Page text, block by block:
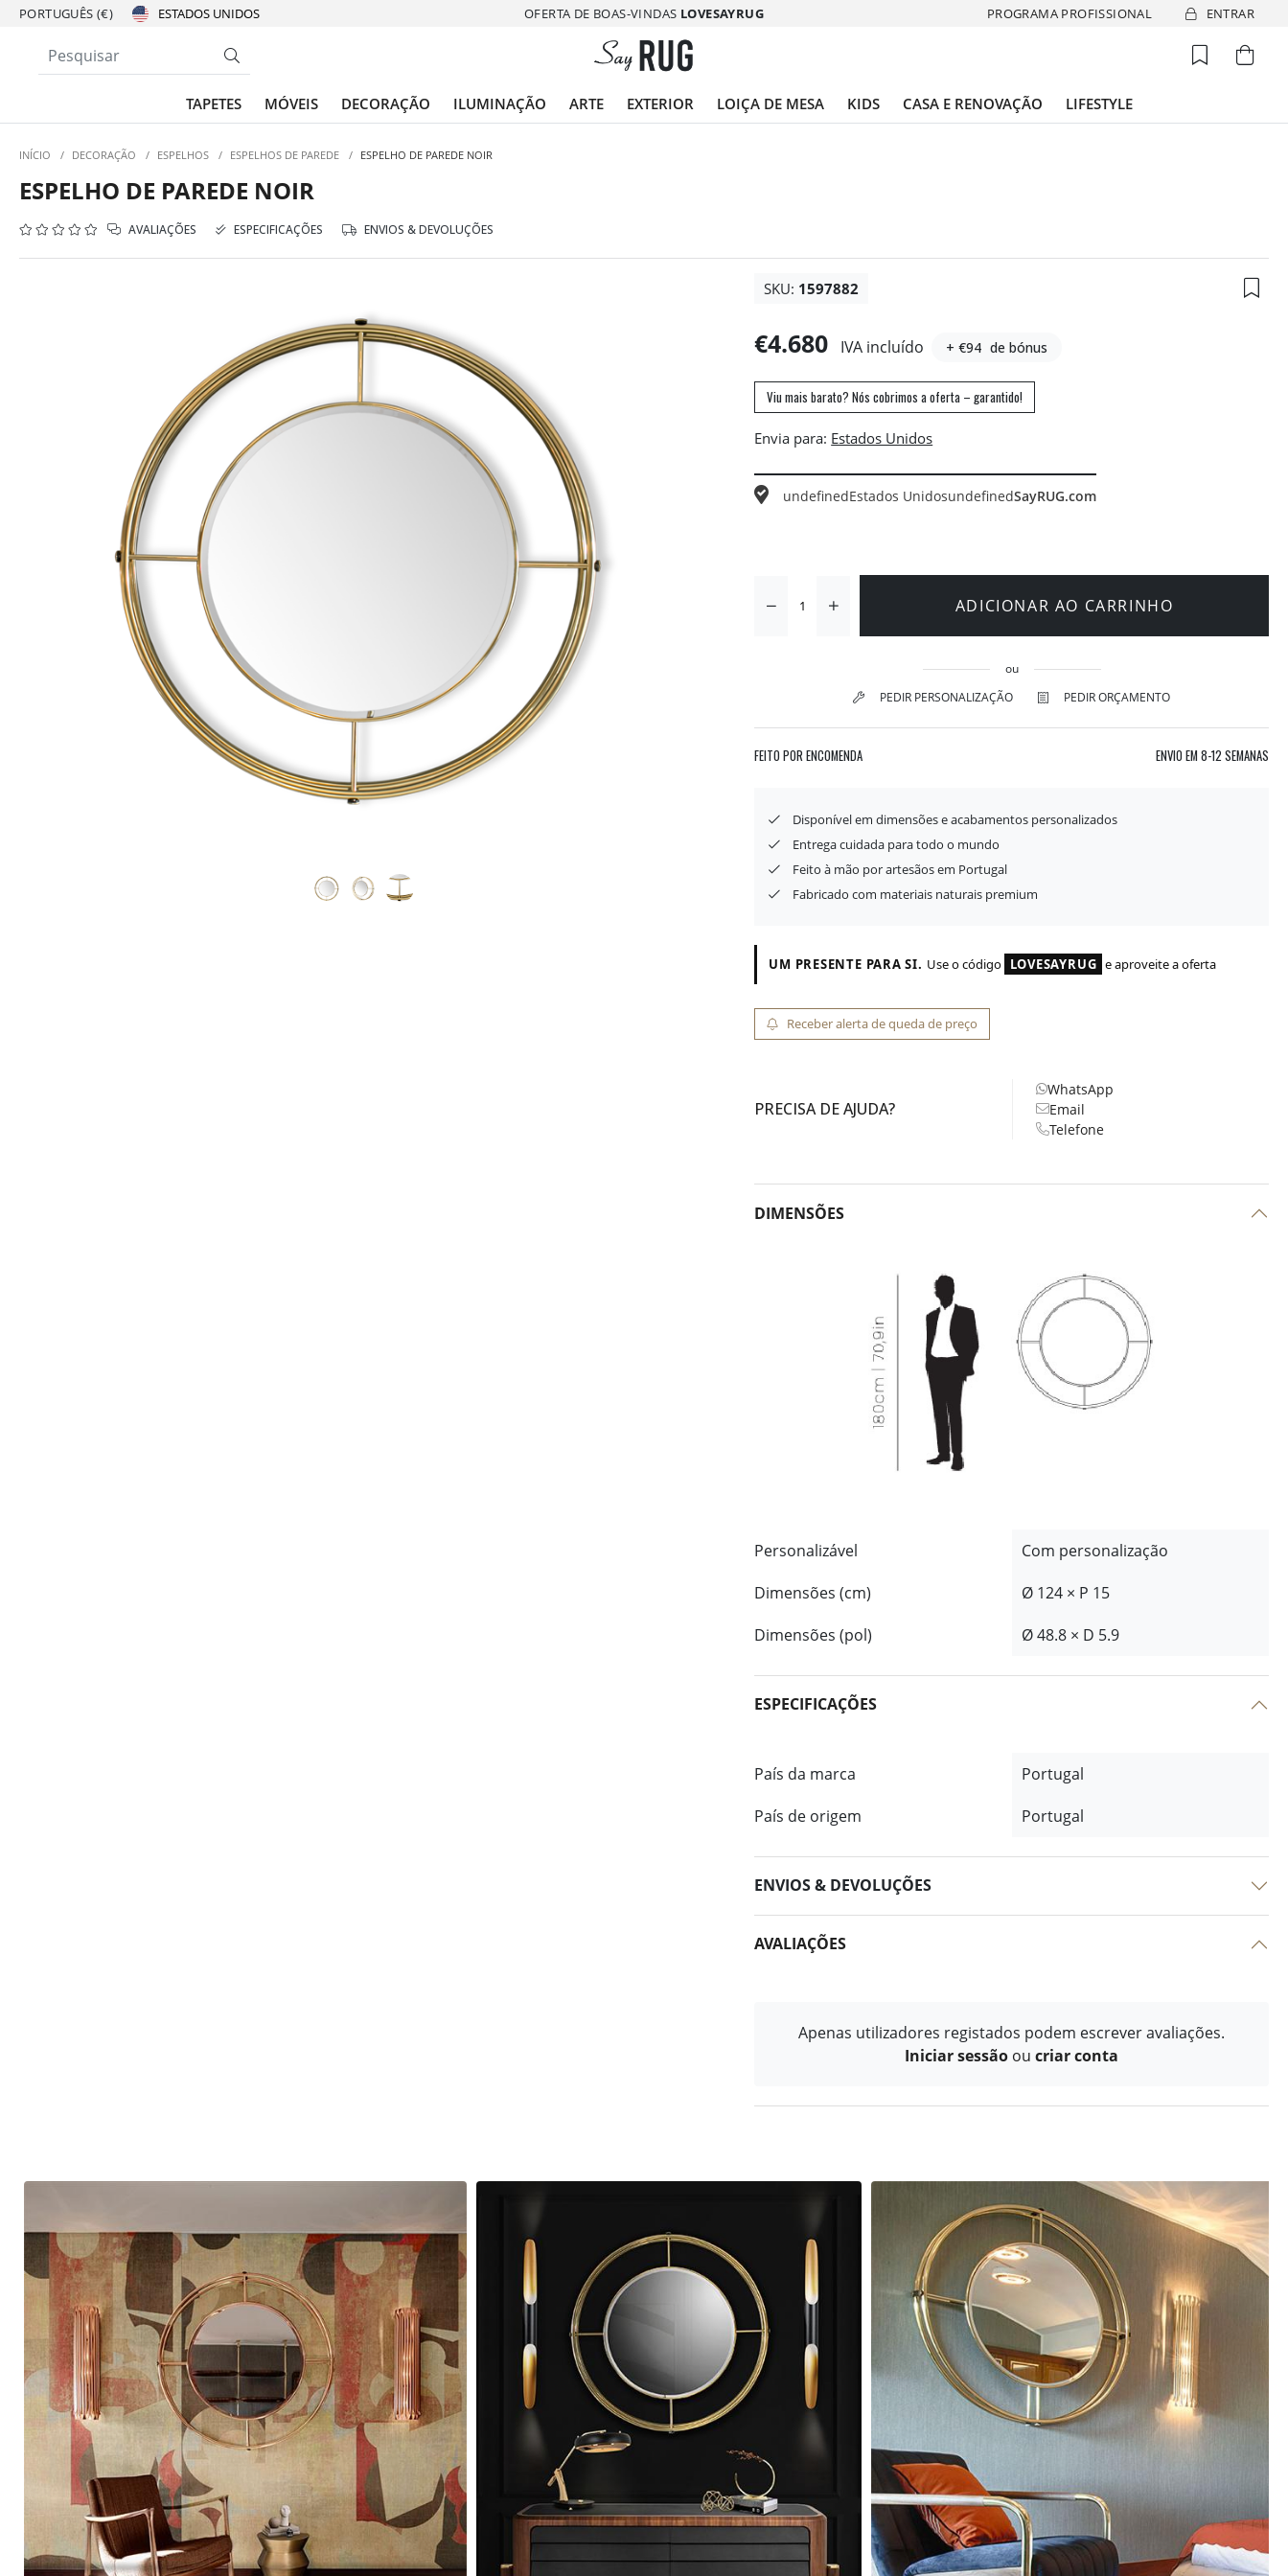
PORTUGUÊS (€) OFERTA DE BOAS-VINDAS LOVESAYRUG PROGRAMA PROFISSIONAL ENTRAR
TAPETES MÓVEIS DECORAÇÃO ILUMINAÇÃO ARTE EXTERIOR LOIÇA DE MESA KIDS CASA E RENOVAÇÃO LIFESTYLE
INÍCIO / DECORAÇÃO / ESPELHOS / ESPELHOS DE PAREDE / ESPELHO DE PAREDE NOIR
ESPELHO DE PAREDE NOIR
AVALIAÇÕES ESPECIFICAÇÕES ENVIOS & DEVOLUÇÕES
SKU: 1597882
€4.680 IVA incluído + €94 de bónus
Viu mais barato? Nós cobrimos a oferta – garantido!
Envia para:
undefinedEstados UnidosundefinedSayRUG.com
ADICIONAR AO CARRINHO
ou
PEDIR PERSONALIZAÇÃO
PEDIR ORÇAMENTO
FEITO POR ENCOMENDA ENVIO EM 8-12 SEMANAS
Disponível em dimensões e acabamentos personalizados
Entrega cuidada para todo o mundo
Feito à mão por artesãos em Portugal
Fabricado com materiais naturais premium
UM PRESENTE PARA SI. Use o código LOVESAYRUG e aproveite a oferta
Receber alerta de queda de preço
PRECISA DE AJUDA?
WhatsApp
Email
Telefone
DIMENSÕES
Personalizável
Com personalização
Dimensões (cm)
Ø 124 × P 15
Dimensões (pol)
Ø 48.8 × D 5.9
ESPECIFICAÇÕES
País da marca
Portugal
País de origem
Portugal
ENVIOS & DEVOLUÇÕES
AVALIAÇÕES
Apenas utilizadores registados podem escrever avaliações.
Iniciar sessão ou criar conta